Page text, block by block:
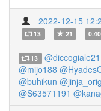
2022-12-15
13 21
13 @diccogiale21
@mijo188
@buhikun
@S63571191